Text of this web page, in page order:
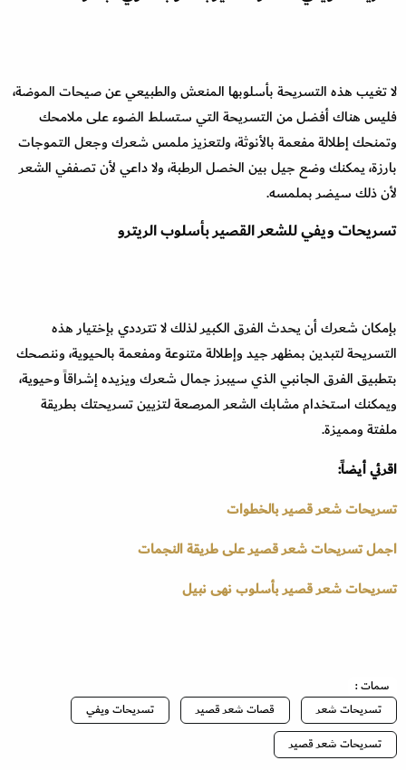
لا تغيب هذه التسريحة بأسلوبها المنعش والطبيعي عن صيحات الموضة،
فليس هناك أفضل من التسريحة التي ستسلط الضوء على ملامحك
وتمنحك إطلالة مفعمة بالأنوثة، ولتعزيز ملمس شعرك وجعل التموجات
بارزة، يمكنك وضع جيل بين الخصل الرطبة، ولا داعي لأن تصففي الشعر
لأن ذلك سيضر بملمسه.
تسريحات ويفي للشعر القصير بأسلوب الريترو
بإمكان شعرك أن يحدث الفرق الكبير لذلك لا تترددي بإختيار هذه
التسريحة لتبدين بمظهر جيد وإطلالة متنوعة ومفعمة بالحيوية، وننصحك
بتطبيق الفرق الجانبي الذي سيبرز جمال شعرك ويزيده إشراقاً وحيوية،
ويمكنك استخدام مشابك الشعر المرصعة لتزيين تسريحتك بطريقة
ملفتة ومميزة.
اقرئي أيضاً:
تسريحات شعر قصير بالخطوات
اجمل تسريحات شعر قصير على طريقة النجمات
تسريحات شعر قصير بأسلوب نهى نبيل
سمات :
تسريحات شعر
قصات شعر قصير
تسريحات ويفي
تسريحات شعر قصير